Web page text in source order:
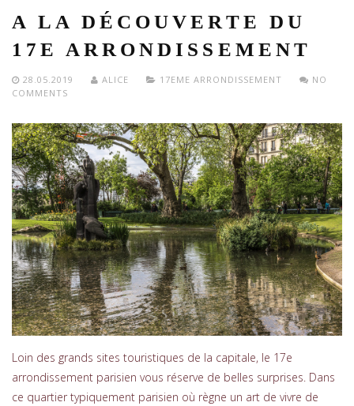
A LA DÉCOUVERTE DU
17E ARRONDISSEMENT
28.05.2019 ALICE 17EME ARRONDISSEMENT
NO
COMMENTS
Loin des grands sites touristiques de la capitale, le 17e
arrondissement parisien vous réserve de belles surprises. Dans
ce quartier typiquement parisien où règne un art de vivre de